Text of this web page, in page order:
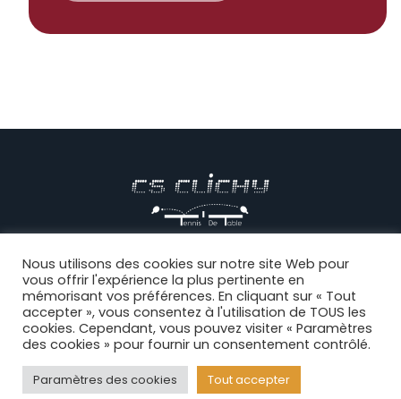
© CS CLICHY Tennis de Table, Tous droits réservés | Mentions
légales|CGV|Politique de confidentialité|Règlement intérieur
Connexion
Facebook
Nous utilisons des cookies sur notre site Web pour
vous offrir l'expérience la plus pertinente en
mémorisant vos préférences. En cliquant sur « Tout
accepter », vous consentez à l'utilisation de TOUS les
cookies. Cependant, vous pouvez visiter « Paramètres
des cookies » pour fournir un consentement contrôlé.
Paramètres des cookies Tout accepter